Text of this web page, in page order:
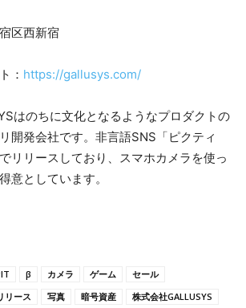
区西新宿
： https://gallusys.com/
はのちに文化となるようなプロダクトの
開発会社です。非言語SNS「ピクティ
リリースしており、スマホカメラを使っ
意としています。
β カメラ ゲーム
セール
リース 写真 暗号資産 株式会社GALLUSYS